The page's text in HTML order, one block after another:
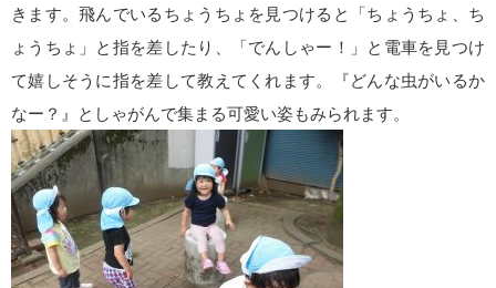
きます。飛んでいるちょうちょを見つけると「ちょうちょ、ち
ょうちょ」と指を差したり、「でんしゃー！」と電車を見つけ
て嬉しそうに指を差して教えてくれます。『どんな虫がいるか
なー？』としゃがんで集まる可愛い姿もみられます。